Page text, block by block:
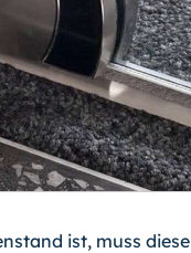
ist, muss